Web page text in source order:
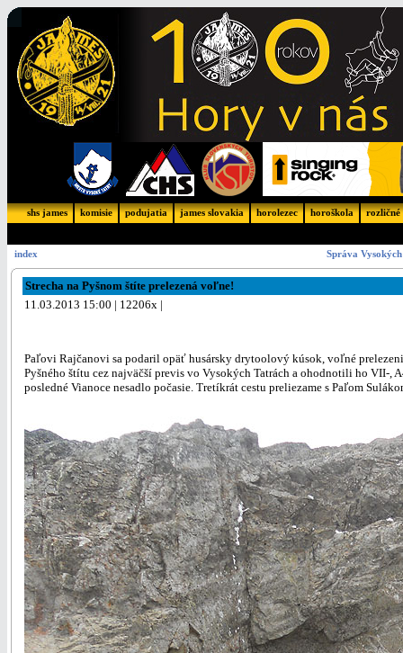
shs james komisie podujatia james slovakia horolezec horoškola rozličné
index Správa
Strecha na Pyšnom štíte prelezená voľne!
11.03.2013 15:00 | 12206x |
Paľovi Rajčanovi sa podaril opäť husársky drytoolový kúsok, voľné
Pyšného štítu cez najväčší previs vo Vysokých Tatrách a ohodnotili ho VII-
posledné Vianoce nesadlo počasie. Tretíkrát cestu preliezame s Paľom